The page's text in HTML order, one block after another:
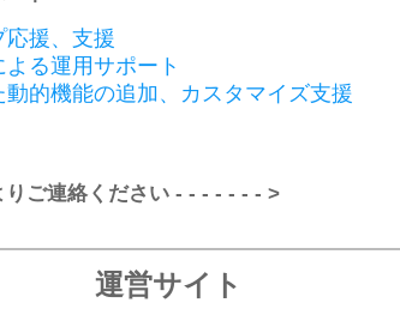
応援、支援
よる運用サポート
的機能の追加、カスタマイズ支援
りご連絡ください - - - - - - - >
運営サイト